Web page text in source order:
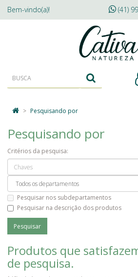
Bem-vindo(a)! (41)
Pesquisando por
Pesquisando por
Critérios da pesquisa:
Pesquisar nos subdepartamentos
Pesquisar na descrição dos produtos
Produtos que
de pesquisa.